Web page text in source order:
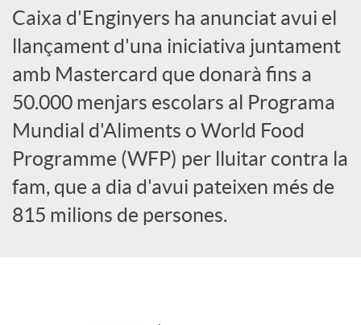
c
i
a
l
Caixa d'Enginyers ha anunciat avui el
llançament d'una iniciativa juntament
amb Mastercard que donarà fins a
50.000 menjars escolars al Programa
Mundial d'Aliments o World Food
Programme (WFP) per lluitar contra la
fam, que a dia d'avui pateixen més de
815 milions de persones.